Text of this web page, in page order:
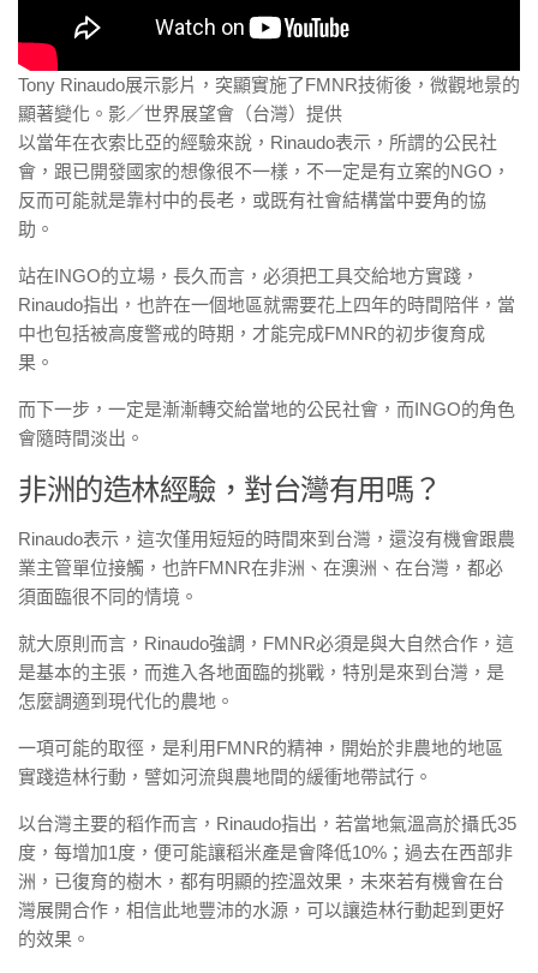
Tony Rinaudo展示影片，突顯實施了FMNR技術後，微觀地景的
顯著變化。影／世界展望會（台灣）提供
以當年在衣索比亞的經驗來說，Rinaudo表示，所謂的公民社
會，跟已開發國家的想像很不一樣，不一定是有立案的NGO，
反而可能就是靠村中的長老，或既有社會結構當中要角的協
助。
站在INGO的立場，長久而言，必須把工具交給地方實踐，
Rinaudo指出，也許在一個地區就需要花上四年的時間陪伴，當
中也包括被高度警戒的時期，才能完成FMNR的初步復育成
果。
而下一步，一定是漸漸轉交給當地的公民社會，而INGO的角色
會隨時間淡出。
非洲的造林經驗，對台灣有用嗎？
Rinaudo表示，這次僅用短短的時間來到台灣，還沒有機會跟農
業主管單位接觸，也許FMNR在非洲、在澳洲、在台灣，都必
須面臨很不同的情境。
就大原則而言，Rinaudo強調，FMNR必須是與大自然合作，這
是基本的主張，而進入各地面臨的挑戰，特別是來到台灣，是
怎麼調適到現代化的農地。
一項可能的取徑，是利用FMNR的精神，開始於非農地的地區
實踐造林行動，譬如河流與農地間的緩衝地帶試行。
以台灣主要的稻作而言，Rinaudo指出，若當地氣溫高於攝氏35
度，每增加1度，便可能讓稻米產是會降低10%；過去在西部非
洲，已復育的樹木，都有明顯的控溫效果，未來若有機會在台
灣展開合作，相信此地豐沛的水源，可以讓造林行動起到更好
的效果。